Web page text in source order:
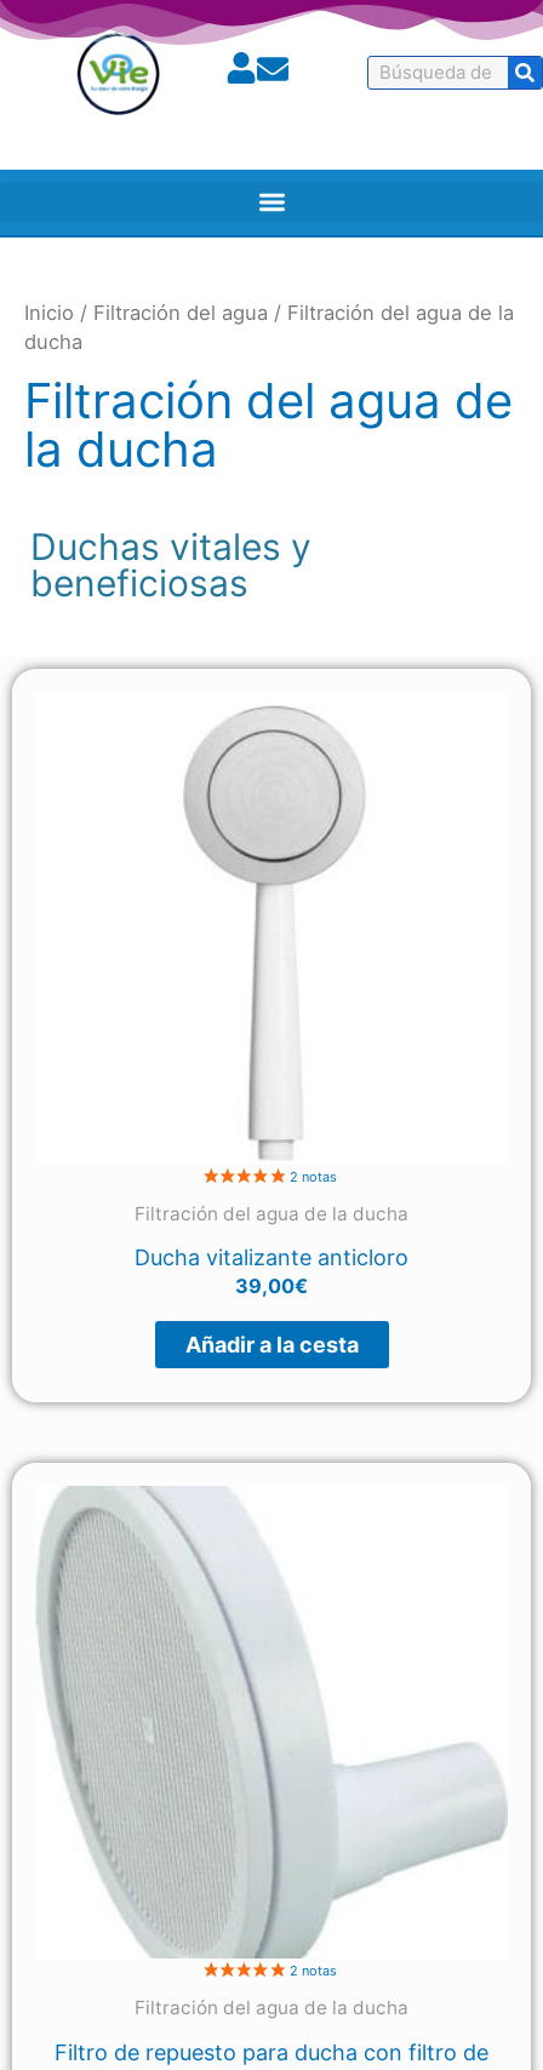
Buscar
en
Inicio / Filtración del agua / Filtración del agua de la
ducha
Filtración del agua de
la ducha
Duchas vitales y
beneficiosas
Filtración del agua de la ducha
Ducha vitalizante anticloro
39,00€
Añadir a la cesta
Filtración del agua de la ducha
Filtro de repuesto para ducha con filtro de